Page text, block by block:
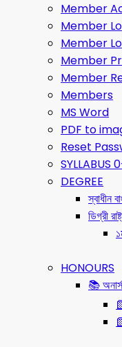
Member
Member
Member
Member
Member
Members
MS Word
PDF to
Reset
SYLLABUS
DEGREE
স্বাধীন
ডিগ্রী
HONOURS
📚 অনার্স